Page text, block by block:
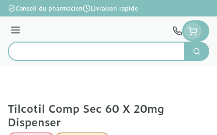
Aller au contenu
Conseil du pharmacien Livraison rapide
Menu
Rechercher
Tilcotil Comp Sec 60 X 20mg
Dispenser